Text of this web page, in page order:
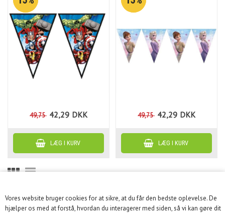
Vores website bruger cookies for at sikre, at du får den bedste oplevelse. De
hjælper os med at forstå, hvordan du interagerer med siden, så vi kan gøre dit
49,75 42,29 DKK 49,75 42,29 DKK
KUNDESERVICE